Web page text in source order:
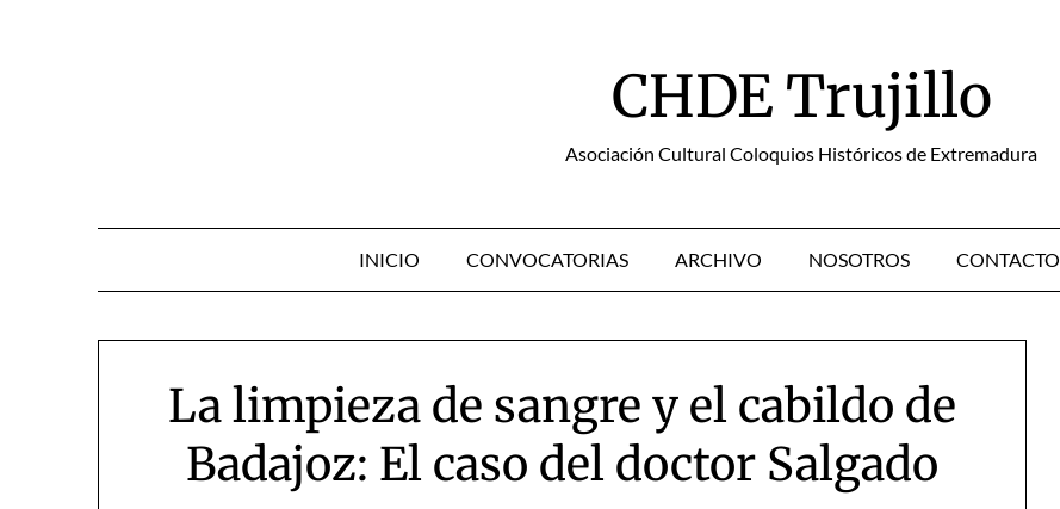
CHDE Trujillo
Asociación Cultural Coloquios Históricos de Extremadura
INICIO CONVOCATORIAS ARCHIVO NOSOTROS CONTACTO
La limpieza de sangre y el cabildo de
Badajoz: El caso del doctor Salgado